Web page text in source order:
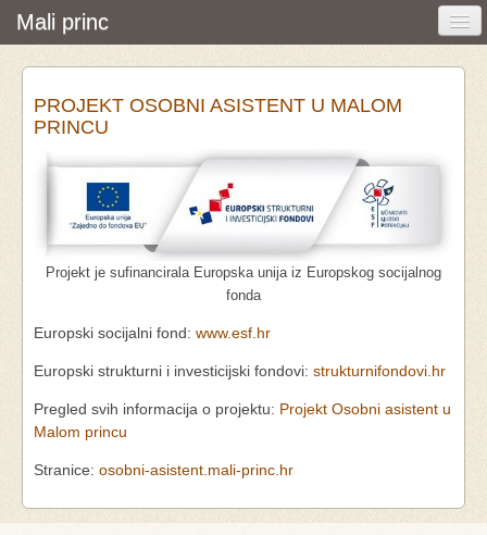
Mali princ
Početna
Vijesti i događanja
Udruga
Pretraživanje
PROJEKT OSOBNI ASISTENT U MALOM
PRINCU
Projekt je sufinancirala Europska unija iz Europskog socijalnog
fonda
Europski socijalni fond: www.esf.hr
Europski strukturni i investicijski fondovi: strukturnifondovi.hr
Pregled svih informacija o projektu: Projekt Osobni asistent u
Malom princu
Stranice: osobni-asistent.mali-princ.hr